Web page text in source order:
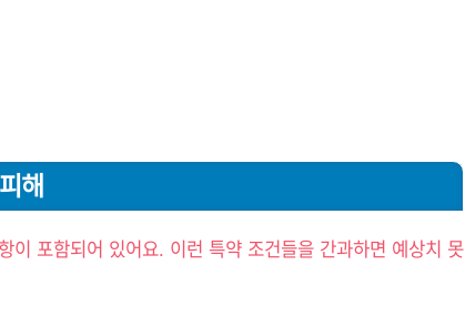
해
이 포함되어 있어요. 이런 특약 조건들을 간과하면 예상치 못